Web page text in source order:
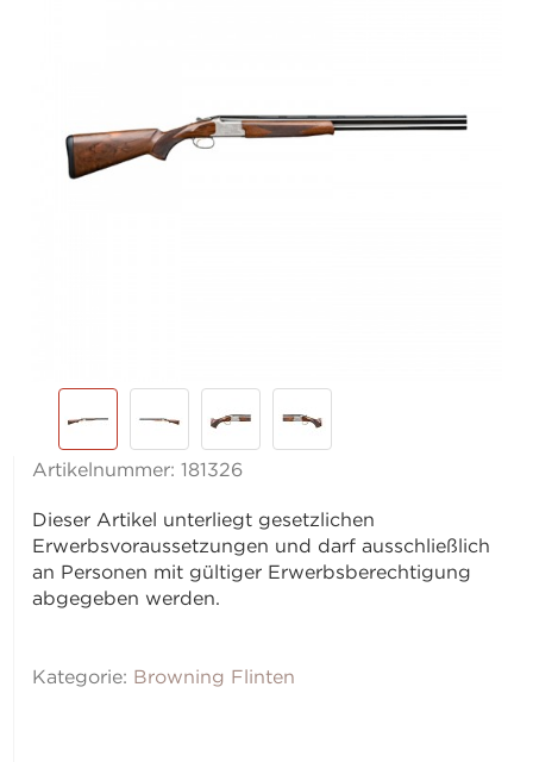
Artikelnummer:181326
Dieser Artikel unterliegt gesetzlichen
Erwerbsvoraussetzungen und darf ausschließlich
an Personen mit gültiger Erwerbsberechtigung
abgegeben werden.
Kategorie: Browning Flinten